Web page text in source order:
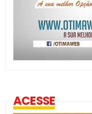
ACESSE